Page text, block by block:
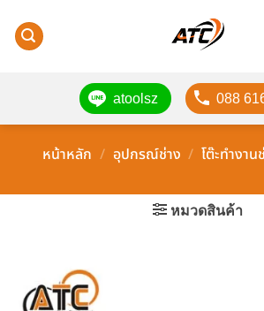
atoolsz
088
หน้าหลัก / อุปกรณ์ช่าง / โต๊ะทำงา
หมวดสินค้า